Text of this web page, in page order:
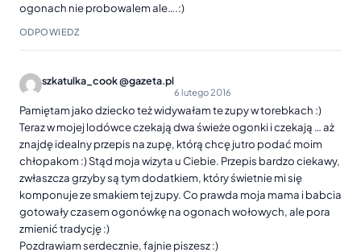
ogonach nie probowalem ale….:)
ODPOWIEDZ
szkatulka_cook @gazeta.pl
6 lutego 2016
Pamiętam jako dziecko też widywałam te zupy w torebkach :)
Teraz w mojej lodówce czekają dwa świeże ogonki i czekają … aż
znajdę idealny przepis na zupę, którą chcę jutro podać moim
chłopakom :) Stąd moja wizyta u Ciebie. Przepis bardzo ciekawy,
zwłaszcza grzyby są tym dodatkiem, który świetnie mi się
komponuje ze smakiem tej zupy. Co prawda moja mama i babcia
gotowały czasem ogonówkę na ogonach wołowych, ale pora
zmienić tradycję :)
Pozdrawiam serdecznie, fajnie piszesz :)